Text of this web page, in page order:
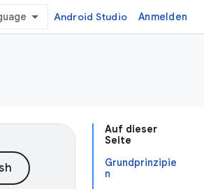
Android Studio Anmelden
Auf dieser
Seite
Grundprinzipie
n